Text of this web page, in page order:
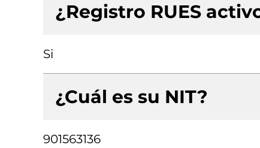
¿Registro RUES
Si
¿Cuál es su NIT?
901563136